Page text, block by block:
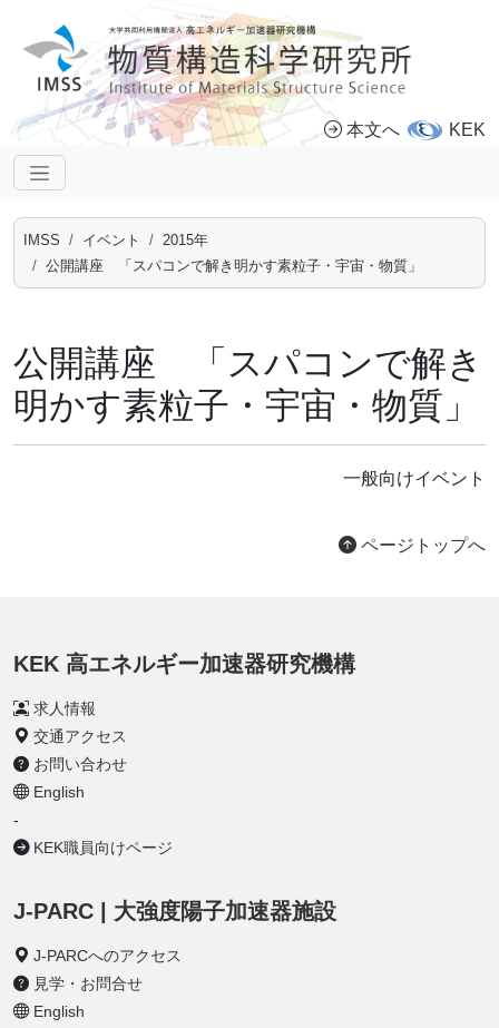
本文へ KEK
IMSS イベント
2015年
公開講座 「スパコンで解き明かす素粒子・宇宙・物質」
公開講座 「スパコンで解き
明かす素粒子・宇宙・物質」
一般向けイベント
ページトップへ
KEK 高エネルギー加速器研究機構
求人情報
交通アクセス
お問い合わせ
English
-
KEK職員向けページ
J-PARC | 大強度陽子加速器施設
J-PARCへのアクセス
見学・お問合せ
English